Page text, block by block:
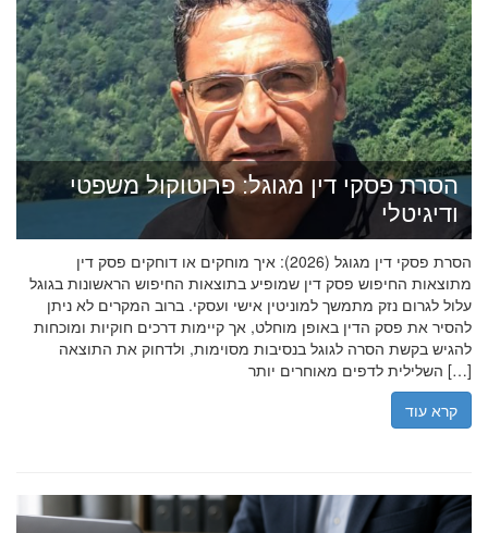
הסרת פסקי דין מגוגל: פרוטוקול משפטי
ודיגיטלי
הסרת פסקי דין מגוגל (2026): איך מוחקים או דוחקים פסק דין
מתוצאות החיפוש פסק דין שמופיע בתוצאות החיפוש הראשונות בגוגל
עלול לגרום נזק מתמשך למוניטין אישי ועסקי. ברוב המקרים לא ניתן
להסיר את פסק הדין באופן מוחלט, אך קיימות דרכים חוקיות ומוכחות
להגיש בקשת הסרה לגוגל בנסיבות מסוימות, ולדחוק את התוצאה
השלילית לדפים מאוחרים יותר […]
קרא עוד